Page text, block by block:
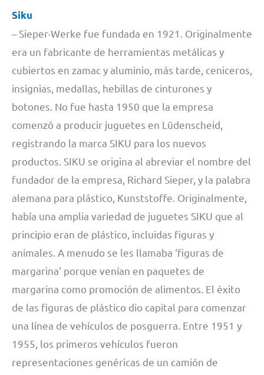
Siku
– Sieper-Werke fue fundada en 1921. Originalmente
era un fabricante de herramientas metálicas y
cubiertos en zamac y aluminio, más tarde, ceniceros,
insignias, medallas, hebillas de cinturones y
botones. No fue hasta 1950 que la empresa
comenzó a producir juguetes en Lüdenscheid,
registrando la marca SIKU para los nuevos
productos. SIKU se origina al abreviar el nombre del
fundador de la empresa, Richard Sieper, y la palabra
alemana para plástico, Kunststoffe. Originalmente,
había una amplia variedad de juguetes SIKU que al
principio eran de plástico, incluidas figuras y
animales. A menudo se les llamaba ‘figuras de
margarina’ porque venían en paquetes de
margarina como promoción de alimentos. El éxito
de las figuras de plástico dio capital para comenzar
una línea de vehículos de posguerra. Entre 1951 y
1955, los primeros vehículos fueron
representaciones genéricas de un camión de